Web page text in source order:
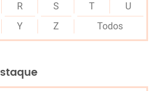
R S T
U
Y Z Todos